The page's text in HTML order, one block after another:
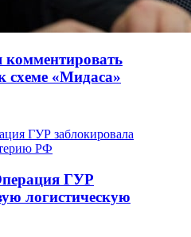
схеме «Мидаса»
ГУР
логистическую